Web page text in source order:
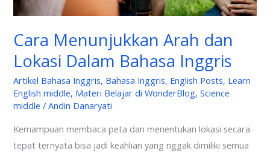
Cara Menunjukkan Arah dan
Lokasi Dalam Bahasa Inggris
Artikel Bahasa Inggris, Bahasa Inggris, English Posts, Learn
English middle, Materi Belajar di WonderBlog,Science
middle /Andin Danaryati
Kemampuan membaca peta dan menentukan lokasi secara
tepat ternyata bisa jadi keahlian yang nggak dimiliki semua